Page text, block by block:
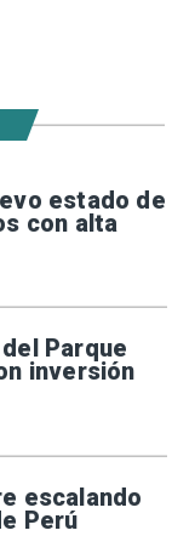
estado de
con alta
Parque
inversión
escalando
Perú